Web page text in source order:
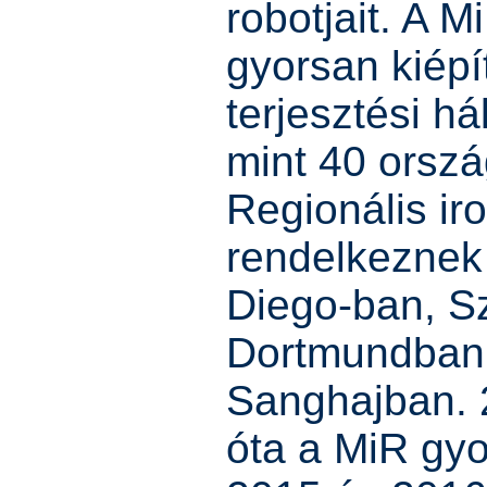
robotjait. A
gyorsan
terjesztési
mint 40
Regionális
Diego-ban,
Sanghajban.
óta a MiR